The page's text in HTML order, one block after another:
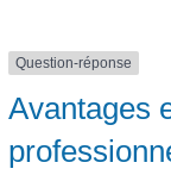
Question-réponse
Avantages